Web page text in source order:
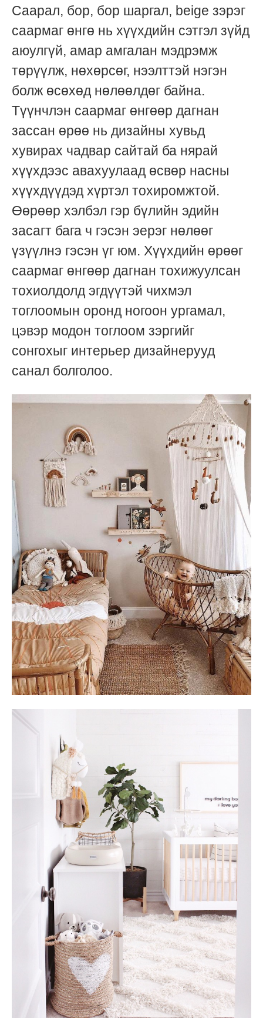
Саарал, бор, бор шаргал, beige зэрэг
саармаг өнгө нь хүүхдийн сэтгэл зүйд
аюулгүй, амар амгалан мэдрэмж
төрүүлж, нөхөрсөг, нээлттэй нэгэн
болж өсөхөд нөлөөлдөг байна.
Түүнчлэн саармаг өнгөөр дагнан
зассан өрөө нь дизайны хувьд
хувирах чадвар сайтай ба нярай
хүүхдээс авахуулаад өсвөр насны
хүүхдүүдэд хүртэл тохиромжтой.
Өөрөөр хэлбэл гэр бүлийн эдийн
засагт бага ч гэсэн эерэг нөлөөг
үзүүлнэ гэсэн үг юм. Хүүхдийн өрөөг
саармаг өнгөөр дагнан тохижуулсан
тохиолдолд эгдүүтэй чихмэл
тоглоомын оронд ногоон ургамал,
цэвэр модон тоглоом зэргийг
сонгохыг интерьер дизайнерууд
санал болголоо.